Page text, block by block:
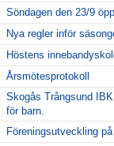
Söndagen den 23/9
Nya regler inför
Höstens
Årsmötesprotokoll
Skogås Trångsund
för barn.
Föreningsutveckling